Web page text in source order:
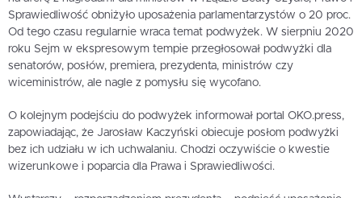
Sprawiedliwość obniżyło uposażenia parlamentarzystów o 20 proc.
Od tego czasu regularnie wraca temat podwyżek. W sierpniu 2020
roku Sejm w ekspresowym tempie przegłosował podwyżki dla
senatorów, posłów, premiera, prezydenta, ministrów czy
wiceministrów, ale nagle z pomysłu się wycofano.
O kolejnym podejściu do podwyżek informował portal OKO.press,
zapowiadając, że Jarosław Kaczyński obiecuje posłom podwyżki
bez ich udziału w ich uchwalaniu. Chodzi oczywiście o kwestie
wizerunkowe i poparcia dla Prawa i Sprawiedliwości.